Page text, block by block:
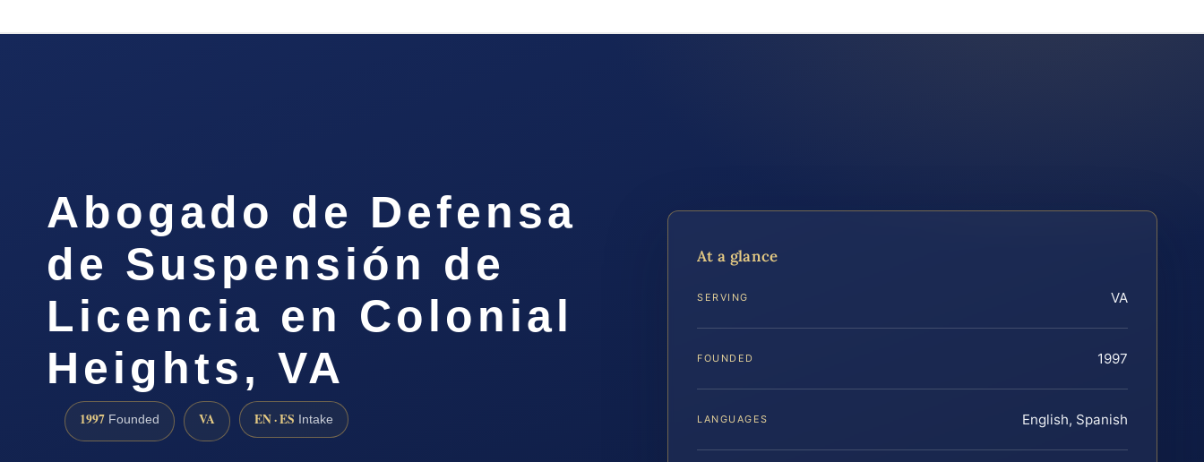
Abogado de Defensa
de Suspensión de
Licencia en Colonial
Heights, VA
1997 Founded VA EN · ES Intake
At a glance
SERVING VA
FOUNDED 1997
LANGUAGES English, Spanish